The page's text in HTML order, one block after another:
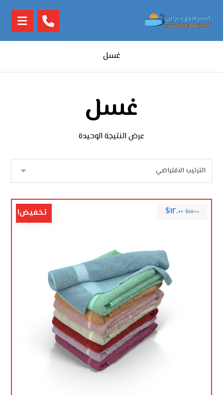
غسل
غسل
عرض النتيجة الوحيدة
$١٥.٠٠ $١٢.٠٠ تخفيض!